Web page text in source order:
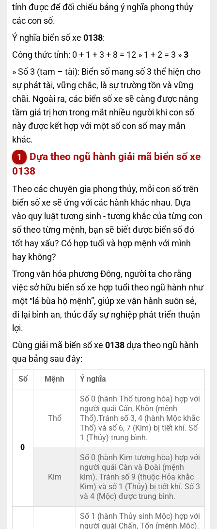
tính được để đối chiếu bảng ý nghĩa phong thủy
các con số.
Ý nghĩa biển số xe 0138:
Công thức tính: 0 + 1 + 3 + 8 = 12 » 1 + 2 = 3 » 3
» Số 3 (tam – tài): Biển số mang số 3 thể hiện cho
sự phát tài, vững chắc, là sự trường tồn và vững
chãi. Ngoài ra, các biển số xe sẽ càng được nâng
tầm giá trị hơn trong mắt nhiều người khi con số
này được kết hợp với một số con số may mắn
khác.
Dựa theo ngũ hành giải mã biển số xe
0138
Theo các chuyên gia phong thủy, mỗi con số trên
biển số xe sẽ ứng với các hành khác nhau. Dựa
vào quy luật tương sinh - tương khắc của từng con
số theo từng mệnh, bạn sẽ biết được biển số đó
tốt hay xấu? Có hợp tuổi và hợp mệnh với mình
hay không?
Trong văn hóa phương Đông, người ta cho rằng
việc sở hữu biển số xe hợp tuổi theo ngũ hành như
một “lá bùa hộ mệnh”, giúp xe vận hành suôn sẻ,
đi lại bình an, thúc đẩy sự nghiệp phát triển thuận
lợi.
Cùng giải mã biển số xe 0138 dựa theo ngũ hành
qua bảng sau đây:
Số Mệnh Ý nghĩa
0
Thổ
Số 0 (hành Thổ tương hòa) hợp với
người quái Cấn, Khôn (mệnh
Thổ).Tránh số 3, 4 (hành Mộc khắc
Thổ) và số 6, 7 (Kim) bị tiết khí. Số
1 (Thủy) trung bình.
Kim
Số 0 (hành Kim tương hòa) hợp với
người quái Càn và Đoài (mệnh
kim). Tránh số 9 (thuộc Hỏa khắc
Kim) và số 1 (Thủy) bị tiết khí. Số 3
và 4 (Mộc) được trung bình.
Số 1 (hành Thủy sinh Mộc) hợp với
người quái Chấn, Tốn (mệnh Mộc).